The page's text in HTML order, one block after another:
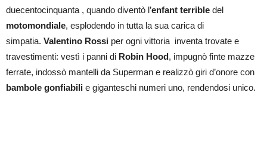
duecentocinquanta , quando diventò l’enfant terrible del
motomondiale, esplodendo in tutta la sua carica di
simpatia. Valentino Rossi per ogni vittoria inventa trovate e
travestimenti: vestì i panni di Robin Hood, impugnò finte mazze
ferrate, indossò mantelli da Superman e realizzò giri d’onore con
bambole gonfiabili e giganteschi numeri uno, rendendosi unico.